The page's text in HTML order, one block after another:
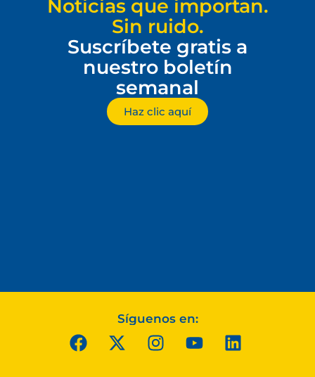
Noticias que importan.
Sin ruido.
Suscríbete gratis a
nuestro boletín
semanal
Haz clic aquí
Síguenos en: